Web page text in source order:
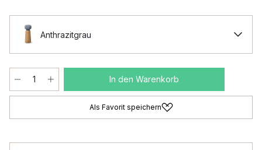
Anthrazitgrau
In den Warenkorb
Als Favorit speichern